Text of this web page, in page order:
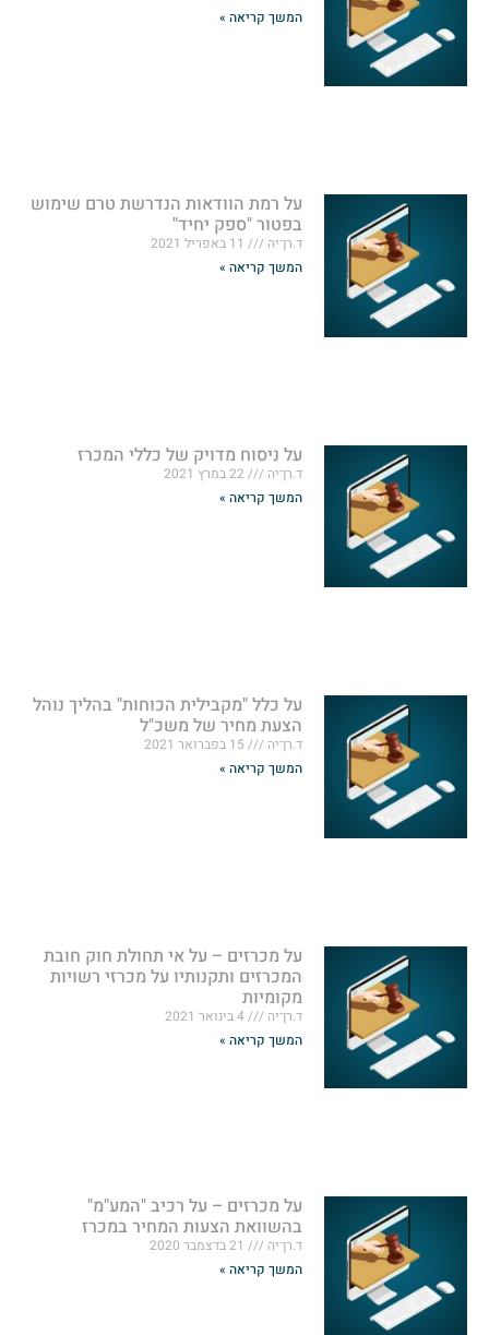
המשך קריאה »
על רמת הוודאות הנדרשת טרם שימוש
בפטור "ספק יחיד"
ד.רן־יה
11 באפריל 2021
המשך קריאה »
על ניסוח מדויק של כללי המכרז
ד.רן־יה
22 במרץ 2021
המשך קריאה »
על כלל "מקבילית הכוחות" בהליך נוהל
הצעת מחיר של משכ"ל
ד.רן־יה
15 בפברואר 2021
המשך קריאה »
על מכרזים – על אי תחולת חוק חובת
המכרזים ותקנותיו על מכרזי רשויות
מקומיות
ד.רן־יה
4 בינואר 2021
המשך קריאה »
על מכרזים – על רכיב "המע"מ"
בהשוואת הצעות המחיר במכרז
ד.רן־יה
21 בדצמבר 2020
המשך קריאה »